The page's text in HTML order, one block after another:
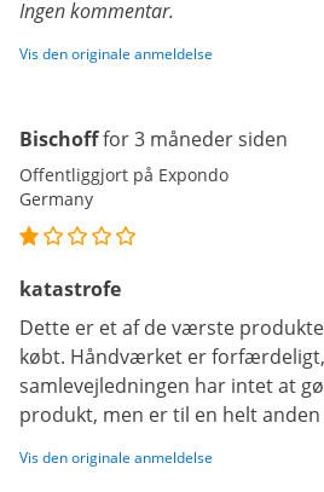
Ingen kommentar.
Vis den originale anmeldelse
Bischofffor 3 måneder siden
Offentliggjort på Expondo
Germany
katastrofe
Dette er et af de værste
købt. Håndværket er
samlevejledningen har intet at
produkt, men er til en helt
Vis den originale anmeldelse